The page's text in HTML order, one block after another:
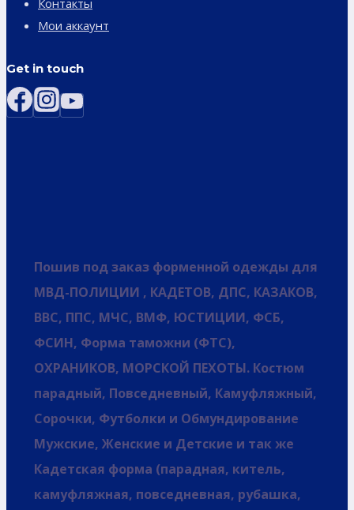
Мои аккаунт
Get in touch
Пошив под заказ форменной одежды для
МВД-ПОЛИЦИИ , КАДЕТОВ, ДПС, КАЗАКОВ,
ВВС, ППС, МЧС, ВМФ, ЮСТИЦИИ, ФСБ,
ФСИН, Форма таможни (ФТС),
ОХРАНИКОВ, МОРСКОЙ ПЕХОТЫ. Костюм
парадный, Повседневный, Камуфляжный,
Сорочки, Футболки и Обмундирование
Мужские, Женские и Детские и так же
Кадетская форма (парадная, китель,
камуфляжная, повседневная, рубашка,